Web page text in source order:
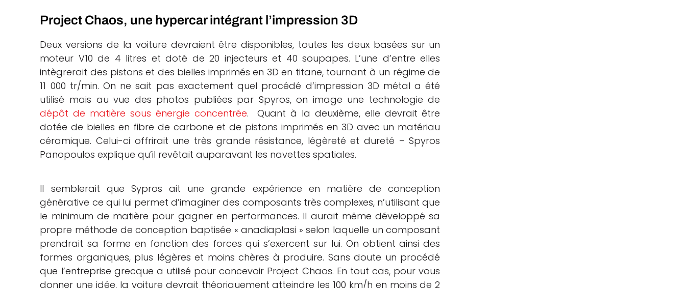
Project Chaos, une hypercar intégrant l’impression 3D
Deux versions de la voiture devraient être disponibles, toutes les deux basées sur un
moteur V10 de 4 litres et doté de 20 injecteurs et 40 soupapes. L’une d’entre elles
intègrerait des pistons et des bielles imprimés en 3D en titane, tournant à un régime de
11 000 tr/min. On ne sait pas exactement quel procédé d’impression 3D métal a été
utilisé mais au vue des photos publiées par Spyros, on image une technologie de
dépôt de matière sous énergie concentrée.Quant à la deuxième, elle devrait être
dotée de bielles en fibre de carbone et de pistons imprimés en 3D avec un matériau
céramique. Celui-ci offrirait une très grande résistance, légèreté et dureté – Spyros
Panopoulos explique qu’il revêtait auparavant les navettes spatiales.
Il semblerait que Sypros ait une grande expérience en matière de conception
générative ce qui lui permet d’imaginer des composants très complexes, n’utilisant que
le minimum de matière pour gagner en performances. Il aurait même développé sa
propre méthode de conception baptisée « anadiaplasi » selon laquelle un composant
prendrait sa forme en fonction des forces qui s’exercent sur lui. On obtient ainsi des
formes organiques, plus légères et moins chères à produire. Sans doute un procédé
que l’entreprise grecque a utilisé pour concevoir Project Chaos. En tout cas, pour vous
donner une idée, la voiture devrait théoriquement atteindre les 100 km/h en moins de 2